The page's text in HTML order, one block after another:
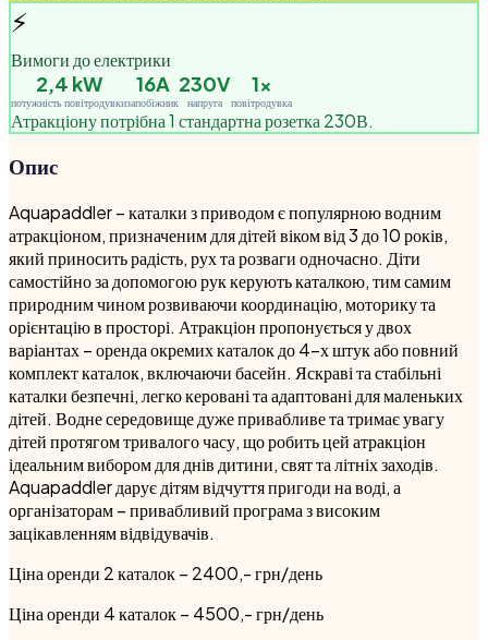
⚡
Вимоги до електрики
2,4 kW
потужність повітродувки
16A
запобіжник
230V
напруга
1×
повітродувка
Атракціону потрібна 1 стандартна розетка 230В.
Опис
Aquapaddler – каталки з приводом є популярною водним
атракціоном, призначеним для дітей віком від 3 до 10 років,
який приносить радість, рух та розваги одночасно. Діти
самостійно за допомогою рук керують каталкою, тим самим
природним чином розвиваючи координацію, моторику та
орієнтацію в просторі. Атракціон пропонується у двох
варіантах – оренда окремих каталок до 4-х штук або повний
комплект каталок, включаючи басейн. Яскраві та стабільні
каталки безпечні, легко керовані та адаптовані для маленьких
дітей. Водне середовище дуже привабливе та тримає увагу
дітей протягом тривалого часу, що робить цей атракціон
ідеальним вибором для днів дитини, свят та літніх заходів.
Aquapaddler дарує дітям відчуття пригоди на воді, а
організаторам – привабливий програма з високим
зацікавленням відвідувачів.
Ціна оренди 2 каталок – 2400,- грн/день
Ціна оренди 4 каталок – 4500,- грн/день